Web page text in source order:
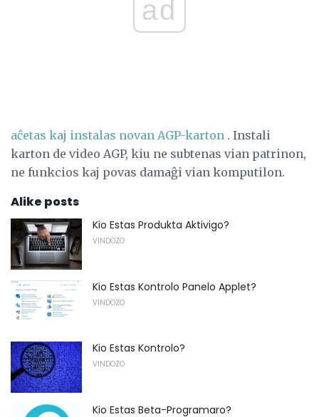
ad
aĉetas kaj instalas novan AGP-karton . Instali
karton de video AGP, kiu ne subtenas vian patrinon,
ne funkcios kaj povas damaĝi vian komputilon.
Alike posts
Kio Estas Produkta Aktivigo?
VINDOZO
Kio Estas Kontrolo Panelo Applet?
VINDOZO
Kio Estas Kontrolo?
VINDOZO
Kio Estas Beta-Programaro?